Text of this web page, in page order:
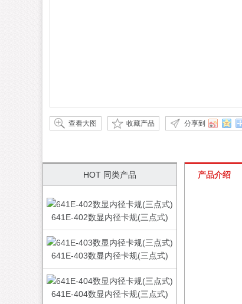
查看大图 收藏产品 分享到
HOT 同类产品
641E-402数显内径卡规(三点式)
641E-403数显内径卡规(三点式)
641E-404数显内径卡规(三点式)
产品介绍